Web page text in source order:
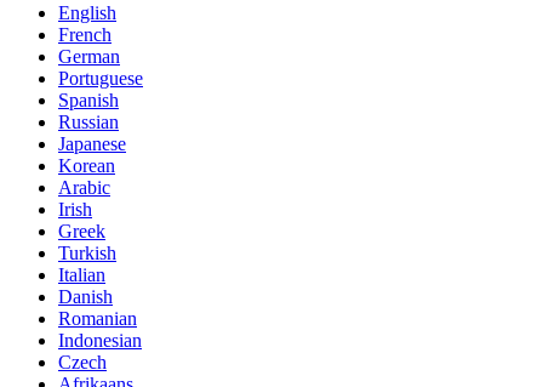
English
French
German
Portuguese
Spanish
Russian
Japanese
Korean
Arabic
Irish
Greek
Turkish
Italian
Danish
Romanian
Indonesian
Czech